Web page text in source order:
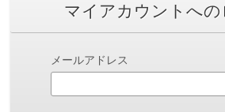
マイアカウントへの
メールアドレス